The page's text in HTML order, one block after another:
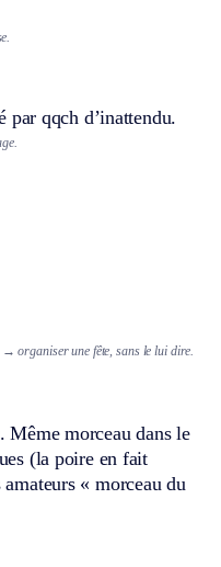
par qqch d’inattendu.
→ organiser une fête, sans le lui dire.
Même morceau dans le
(la poire en fait
« morceau du